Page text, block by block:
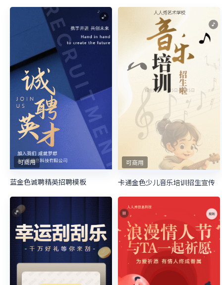
可商用
蓝金色诚聘精英招聘模板
可商用
卡通金色少儿音乐培训招生宣传